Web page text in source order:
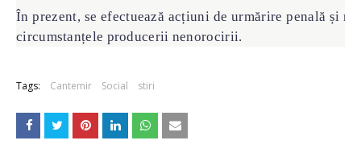
În prezent, se efectuează acțiuni de urmărire penală și
circumstanțele producerii nenorocirii.
Tags: Cantemir Social stiri